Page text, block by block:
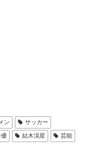
ン
サッカー
優 結木滉星 芸能